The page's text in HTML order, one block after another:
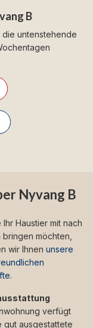
B
die untenstehende
Nyvang B
Ihr Haustier mit nach
bringen möchten,
wir Ihnen unsere
.
verfügt
gut ausgestattete